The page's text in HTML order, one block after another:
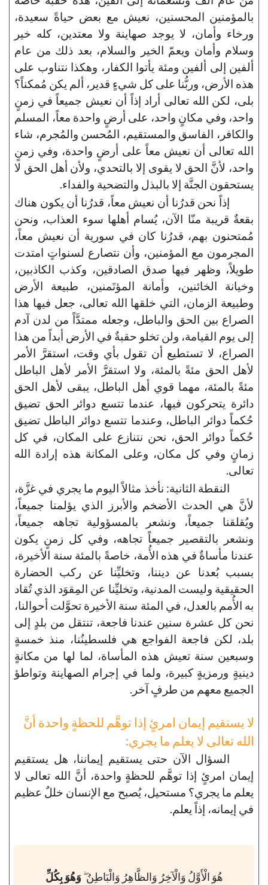
بالمؤمنين المحسنين، نعيش مع بعض حياةً سعيدة،
ورخاء وأمان، لا يوجد صهاينة ولا معتدين، كله خير
وسلام وأمان ويعمّ الخير والسلام، بعد ذلك من عام
ألفين إلى ألفين ومئة يأتوا الكفار، وهكذا نتناوب على
هذه الأرض، وربُّنا على كل شيءٍ قدير، ألم يكن مُمكناً؟
بلى، لكن الله تعالى أراد إذاً أن نعيش جميعاً في زمنٍ
واحد، وفي مكانٍ واحد، على أرضٍ واحدة معاً، المسلم
والكافر، الفاسق والمستقيم، المُحسن والمُجرم، شاء
الله تعالى أن نعيش معاً على أرضٍ واحدة، وفي زمنٍ
واحد، لأنَّ الحق لا يقوى إلا بالتحدي، ولأن أهل الحق لا
يستحقون الجنَّة إلا بالبذل والتضحية والفداء.
إذاً نحن قدرُنا أن نعيش معاً، قدرُنا أن يكون هناك
بقعةٌ قريبة منّا الآن، يُسام أهلها سوء العذاب، ونحن
مُمتحنون بهم، قدرُنا كان في سورية أن نعيش معاً،
المجرمون مع المؤمنين، وأن نتصارع لسنواتٍ امتدت
طويلاً، وظهر فيها صدق الصادقين، وكذب الكاذبين،
وخيانة الخائنين، وأمانة المؤتَمنين، طبيعة الأرض
وطبيعة الزمان، التي خلقها الله تعالى، جعل فيها هذا
الصراع بين الحق والباطل، وجعله ممتدَّاً من لدن آدم
إلى يوم القيامة، ولن تخلو حقبةٌ في الأرض أبداً من هذا
الصراع، لا تستطيع أن تقول بأي وقت، استقرَّ الأمر
لأهل الحق مئةً بالمئة، ولا استقرَّ الأمر لأهل الباطل
مئةً بالمئة، مهما قوي أهل الباطل، يبقى لأهل الحق
دائرة يتحركون فيها، عندما تتسع دوائر الحق تضيق
حُكماً دوائر الباطل، وعندما تتسع دوائر الباطل تضيق
حُكماً دوائر الحق، نحن نتنازع على المكان، في كل
زمانٍ وفي كل مكان، وعلى المكانة هذه إرادة الله
تعالى.
النقطة الثانية: نأخذ مثالاً اليوم ما يجري في غزَّة،
لأنَّ هي الحدث الأضخم والأبرز الذي يؤلمنا جميعاً،
ويُقلقنا جميعاً، ونشعر بالمسؤولية تجاهه جميعاً،
ونشعر بالتقصير جميعاً تجاهه، وفي كل زمنٍ يكون
عندنا مأساةٌ في هذه الأُمة، خاصةً بالمئة سنة الأخيرة،
بسبب بُعدنا عن ديننا، وتخليِّنا عن ركب الحضارة
الحقيقية وليست المدنية، وتخليِّنا عن المِقوَد الذي تُقاد
به الأُمم بالعدل، في المئة سنة الأخيرة تحوَّلت أحوالنا،
نحن كل عشرة سنين عندنا فاجعة، تنتقل من بلدٍ إلى
بلد، لكن فاجعة الفواجع هي فلسطينُنا، منذ خمسةٍ
وسبعين سنة تعيش هذه المأساة، لما لها من مكانةٍ
دينيةٍ ورمزيةٍ كبيرة، ولما في إجرام الصهاينة وتواطؤ
الجميع معهم من طرفٍ آخر.
لا يستقيم إيمان امرئٍ إذا توهَّم للحظةٍ واحدة أنَّ
الله تعالى لا يعلم ما يجري:
السؤال الآن حتى يستقيم إيماننا، هل يستقيم
إيمان امرئٍ إذا توهَّم للحظةٍ واحدة، أنَّ الله تعالى لا
يعلم ما يجري؟ مستحيل، يُصبح مع الإنسان خللٌ عظيم
في إيمانه، إذاً يعلم.
هُوَ الْأَوَّلُ وَالْآخِرُ وَالظَّاهِرُ وَالْبَاطِنُ ۖ وَهُوَ بِكُلِّ